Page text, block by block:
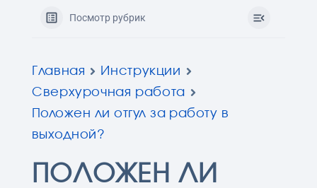
Посмотр рубрик
Главная
Инструкции
Сверхурочная работа
Положен ли отгул за работу в
выходной?
ПОЛОЖЕН ЛИ